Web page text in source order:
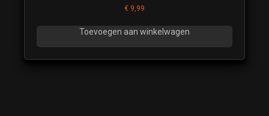
€ 9,99
Toevoegen aan winkelwagen